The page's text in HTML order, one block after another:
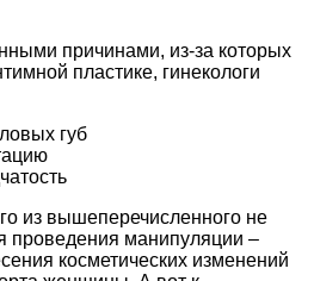
причинами, из-за которых
пластике, гинекологи
губ
из вышеперечисленного не
проведения манипуляции –
косметических изменений